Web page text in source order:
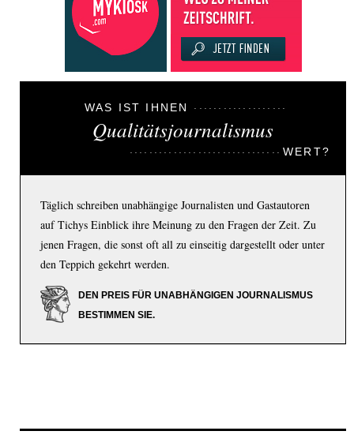
WAS IST IHNEN
Qualitätsjournalismus
WERT?
Täglich schreiben unabhängige Journalisten und Gastautoren
auf Tichys Einblick ihre Meinung zu den Fragen der Zeit. Zu
jenen Fragen, die sonst oft all zu einseitig dargestellt oder unter
den Teppich gekehrt werden.
DEN PREIS FÜR UNABHÄNGIGEN JOURNALISMUS
BESTIMMEN SIE.